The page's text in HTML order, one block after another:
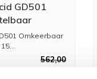
GD501
cm Mat
Omkeerbaar
562,00